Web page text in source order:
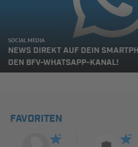
SOCIAL MEDIA
NEWS DIREKT AUF DEIN
DEN BFV-WHATSAPP-KANAL!
FAVORITEN